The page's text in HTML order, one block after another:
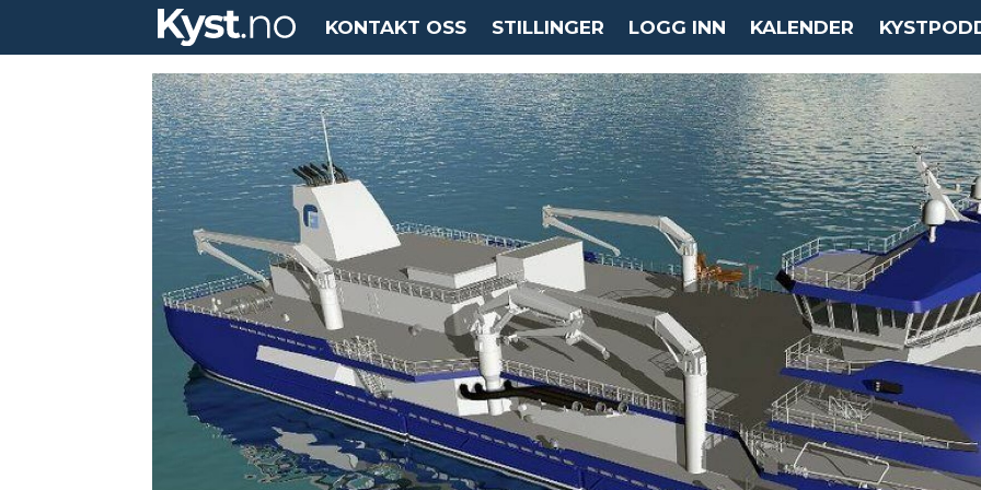
KONTAKT OSS STILLINGER LOGG INN KALENDER